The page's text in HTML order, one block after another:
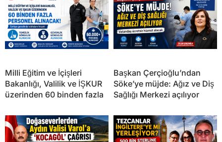
Milli Eğitim ve İçişleri
Bakanlığı, Valilik ve İŞKUR
üzerinden 60 binden fazla
Başkan Çerçioğlu’ndan
Söke’ye müjde: Ağız ve Diş
Sağlığı Merkezi açılıyor